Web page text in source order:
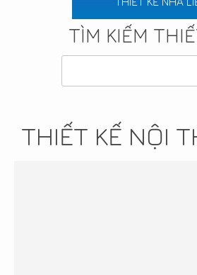
TÌM KIẾM
THIẾT KẾ NỘI